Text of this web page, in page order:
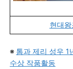
현대
※ 톰과 제리 성우 1
수상 작품활동